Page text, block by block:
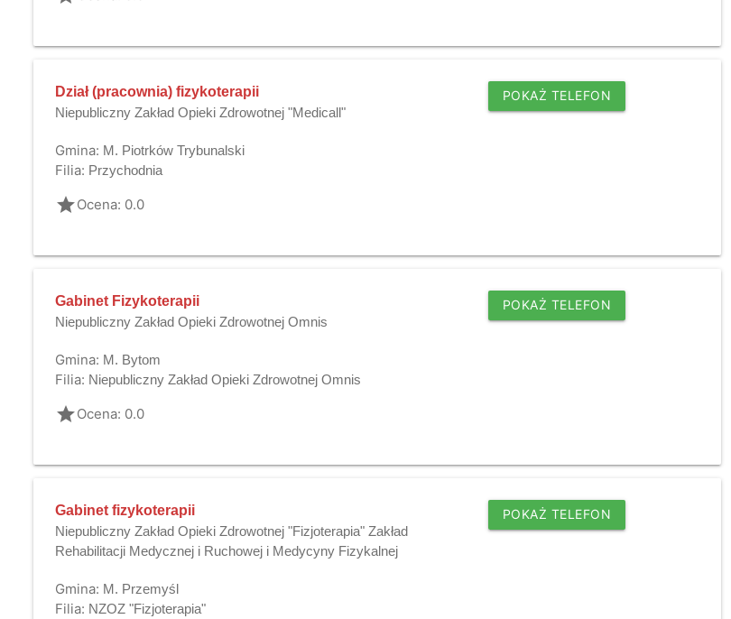
Dział (pracownia) fizykoterapii
Niepubliczny Zakład Opieki Zdrowotnej "Medicall"
POKAŻ TELEFON
Gmina: M. Piotrków Trybunalski
Filia: Przychodnia
gradeOcena: 0.0
Gabinet Fizykoterapii
Niepubliczny Zakład Opieki Zdrowotnej Omnis
POKAŻ TELEFON
Gmina: M. Bytom
Filia: Niepubliczny Zakład Opieki Zdrowotnej Omnis
gradeOcena: 0.0
Gabinet fizykoterapii
Niepubliczny Zakład Opieki Zdrowotnej "Fizjoterapia" Zakład
Rehabilitacji Medycznej i Ruchowej i Medycyny Fizykalnej
POKAŻ TELEFON
Gmina: M. Przemyśl
Filia: NZOZ "Fizjoterapia"